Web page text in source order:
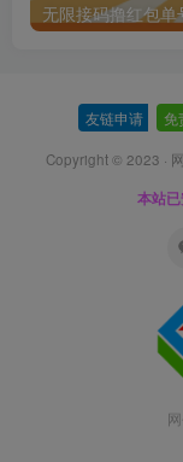
友链申请 免
Copyright © 2023 ·
本站